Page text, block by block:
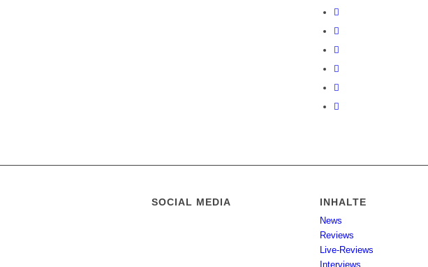
SOCIAL MEDIA INHALTE
News
Reviews
Live-Reviews
Interviews